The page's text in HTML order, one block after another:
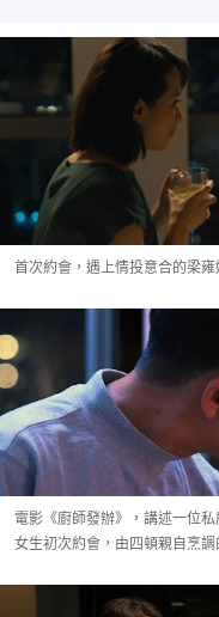
首次約會，遇上情投意合的梁雍
電影《廚師發辦》，講述一位
女生初次約會，由四頓親自烹